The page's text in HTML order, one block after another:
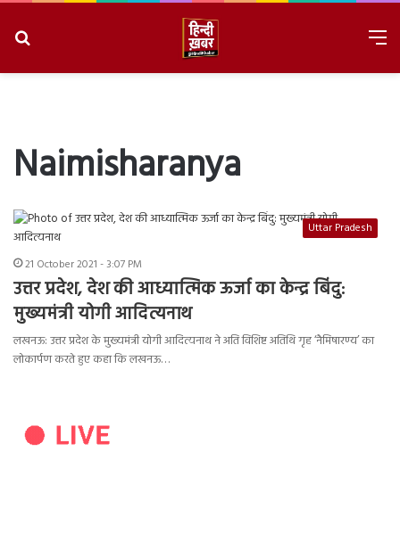
Naimisharanya
Uttar Pradesh
21 October 2021 - 3:07 PM
उत्तर प्रदेश, देश की आध्यात्मिक ऊर्जा का केन्द्र बिंदु:
मुख्यमंत्री योगी आदित्यनाथ
लखनऊ: उत्तर प्रदेश के मुख्यमंत्री योगी आदित्यनाथ ने अति विशिष्ट अतिथि गृह ‘नैमिषारण्य’ का
लोकार्पण करते हुए कहा कि लखनऊ…